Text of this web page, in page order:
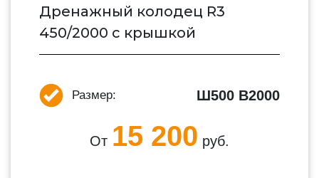
Дренажный колодец R3
450/2000 с крышкой
Размер: Ш500 В2000
От 15 200 руб.